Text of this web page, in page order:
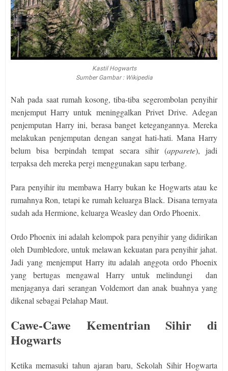
Kastil Hogwarts
Sumber Gambar : Wikipedia
Nah pada saat rumah kosong, tiba-tiba segerombolan penyihir
menjemput Harry untuk meninggalkan Privet Drive. Adegan
penjemputan Harry ini, berasa banget ketegangannya. Mereka
melakukan penjemputan dengan sangat hati-hati. Mana Harry
belum bisa berpindah tempat secara sihir (apparete), jadi
terpaksa deh mereka pergi menggunakan sapu terbang.
Para penyihir itu membawa Harry bukan ke Hogwarts atau ke
rumahnya Ron, tetapi ke rumah keluarga Black. Disana ternyata
sudah ada Hermione, keluarga Weasley dan Ordo Phoenix.
Ordo Phoenix ini adalah kelompok para penyihir yang didirikan
oleh Dumbledore, untuk melawan kekuatan para penyihir jahat.
Jadi yang menjemput Harry itu adalah anggota ordo Phoenix
yang bertugas mengawal Harry untuk melindungi
dan
menjaganya dari serangan Voldemort dan anak buahnya yang
dikenal sebagai Pelahap Maut.
Cawe-Cawe Kementrian Sihir di
Hogwarts
Ketika memasuki tahun ajaran baru, Sekolah Sihir Hogwarta